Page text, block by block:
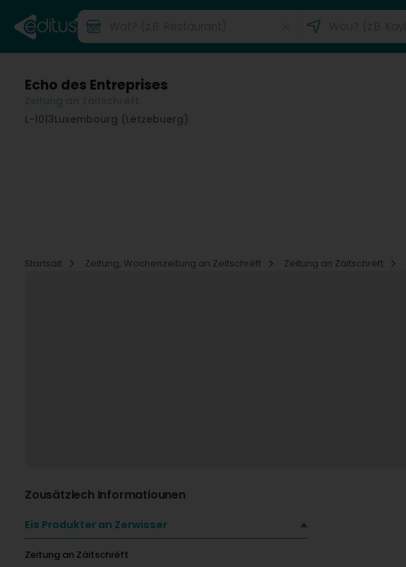
Echo des Entreprises
L-1013Luxembourg (Lëtzebuerg)
Startsäit
Zeitung, Wochenzeitung an Zeitschrëft Zeitung an Zäitschrëft
Zousätzlech Informatiounen
Eis Produkter an Zerwisser
Zeitung an Zäitschrëft